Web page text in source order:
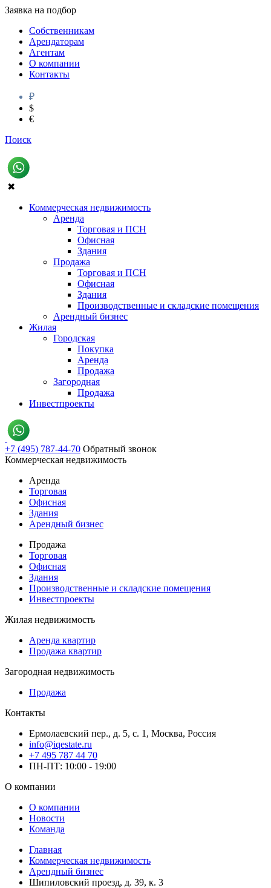
Заявка на подбор
Собственникам
Арендаторам
Агентам
О компании
Контакты
₽
$
€
Поиск
✖
Коммерческая недвижимость
Аренда
Торговая и ПСН
Офисная
Здания
Продажа
Торговая и ПСН
Офисная
Здания
Производственные и складские помещения
Арендный бизнес
Жилая
Городская
Покупка
Аренда
Продажа
Загородная
Продажа
Инвестпроекты
+7 (495) 787-44-70 Обратный звонок
Коммерческая недвижимость
Аренда
Торговая
Офисная
Здания
Арендный бизнес
Продажа
Торговая
Офисная
Здания
Производственные и складские помещения
Инвестпроекты
Жилая недвижимость
Аренда квартир
Продажа квартир
Загородная недвижимость
Продажа
Контакты
Ермолаевский пер., д. 5, с. 1, Москва, Россия
info@iqestate.ru
+7 495 787 44 70
ПН-ПТ: 10:00 - 19:00
О компании
О компании
Новости
Команда
Главная
Коммерческая недвижимость
Арендный бизнес
Шипиловский проезд, д. 39, к. 3